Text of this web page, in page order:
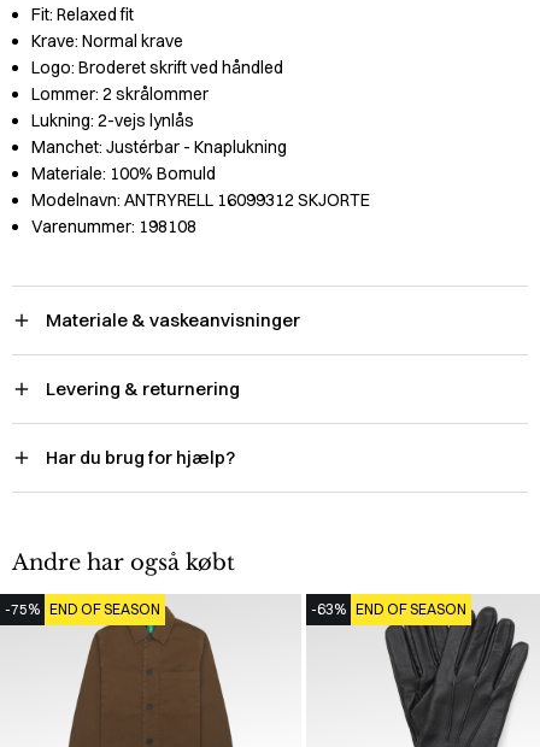
Fit: Relaxed fit
Krave: Normal krave
Logo: Broderet skrift ved håndled
Lommer: 2 skrålommer
Lukning: 2-vejs lynlås
Manchet: Justérbar - Knaplukning
Materiale: 100% Bomuld
Modelnavn: ANTRYRELL 16099312 SKJORTE
Varenummer: 198108
Materiale & vaskeanvisninger
Levering & returnering
Har du brug for hjælp?
Andre har også købt
-75% END OF SEASON -63% END OF SEASON